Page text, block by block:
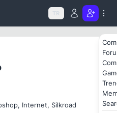
TR
Internet, Silkroad